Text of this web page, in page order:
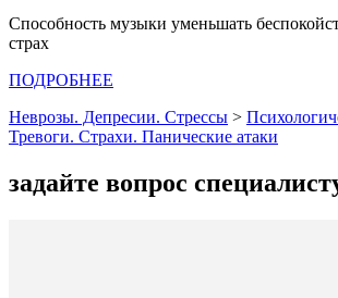
Способность музыки уменьшать
страх
ПОДРОБНЕЕ
Неврозы. Депресии. Стрессы >
Тревоги. Страхи. Панические атаки
задайте вопрос